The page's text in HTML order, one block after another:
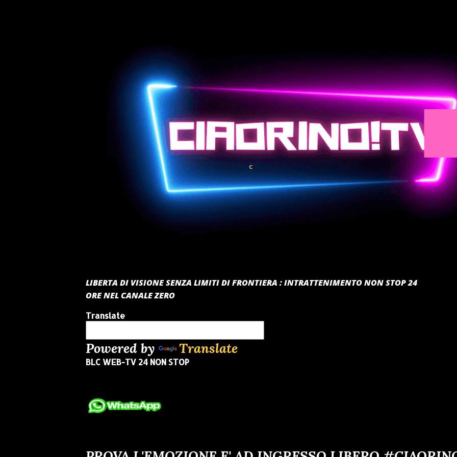
LIBERTA DI VISIONE SENZA LIMITI DI FRONTIERA : INTRATTENIMENTO NON STOP 24
ORE NEL CANALE ZERO
Translate
Powered by Translate
BLC WEB-TV 24 NON STOP